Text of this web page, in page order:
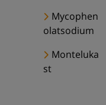
Mycophen
olatsodium
Monteluka
st